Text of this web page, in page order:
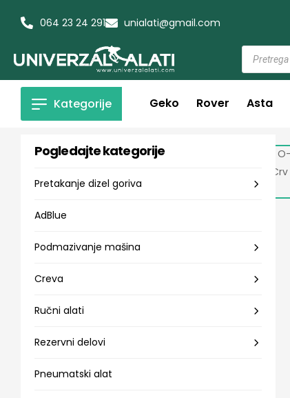
064 23 24 291 unialati@gmail.com
Kategorije
Pogledajte kategorije
Pretakanje dizel goriva
AdBlue
Podmazivanje mašina
Creva
Ručni alati
Rezervni delovi
Pneumatski alat
Geko Rover Asta